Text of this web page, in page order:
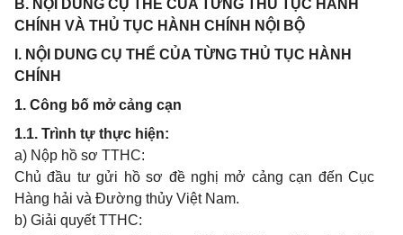
B. NỘI DUNG CỤ THỂ CỦA TỪNG THỦ TỤC HÀNH
CHÍNH VÀ THỦ TỤC HÀNH CHÍNH NỘI BỘ
I. NỘI DUNG CỤ THỂ CỦA TỪNG THỦ TỤC HÀNH
CHÍNH
1. Công bố mở cảng cạn
1.1. Trình tự thực hiện:
a) Nộp hồ sơ TTHC:
Chủ đầu tư gửi hồ sơ đề nghị mở cảng cạn đến Cục
Hàng hải và Đường thủy Việt Nam.
b) Giải quyết TTHC: